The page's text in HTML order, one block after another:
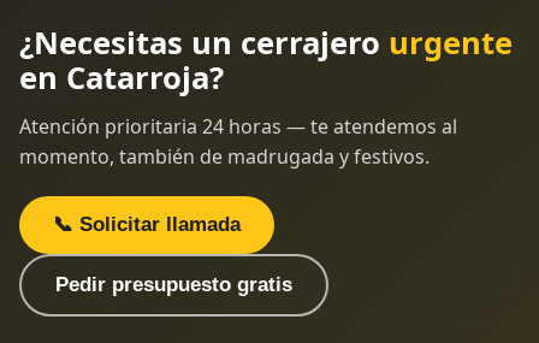
¿Necesitas un cerrajero urgente
en Catarroja?
Atención prioritaria 24 horas — te atendemos al
momento, también de madrugada y festivos.
📞 Solicitar llamada
Pedir presupuesto gratis